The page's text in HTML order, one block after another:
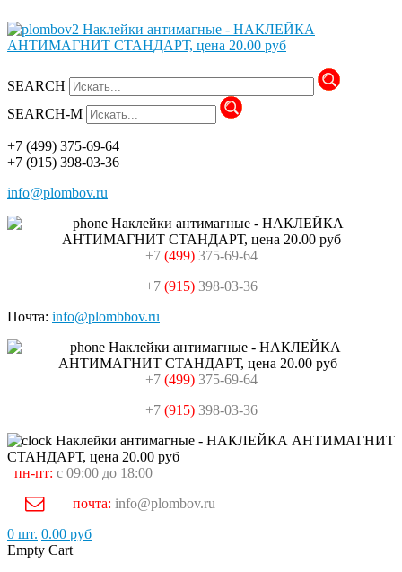
SEARCH
SEARCH-M
+7 (499) 375-69-64
+7 (915) 398-03-36
info@plombov.ru
+7 (499) 375-69-64
+7 (915) 398-03-36
Почта: info@plombbov.ru
+7 (499) 375-69-64
+7 (915) 398-03-36
пн-пт: с 09:00 до 18:00
почта: info@plombov.ru
0 шт. 0.00 руб
Empty Cart